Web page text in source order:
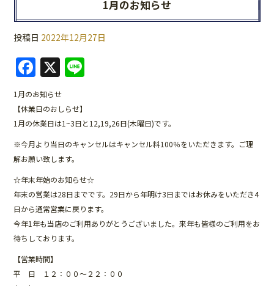
1月のお知らせ
投稿日 2022年12月27日
F
a
c
e
b
o
o
k
X
1月のお知らせ
【休業日のおしらせ】
1月の休業日は1~3日と12,19,26日(木曜日)です。
※今月より当日のキャンセルはキャンセル料100％をいただきます。ご理
解お願い致します。
☆年末年始のお知らせ☆
年末の営業は28日までです。29日から年明け3日まではお休みをいただき4
日から通常営業に戻ります。
今年1年も当店のご利用ありがとうございました。来年も皆様のご利用をお
待ちしております。
【営業時間】
平 日 １２：００～２２：００